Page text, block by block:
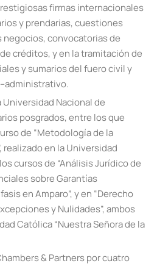
firmas internacionales
y prendarias, cuestiones
negocios, convocatorias de
créditos, y en la tramitación de
y sumarios del fuero civil y
Universidad Nacional de
posgrados, entre los que
de “Metodología de la
en la Universidad
cursos de “Análisis Jurídico de
sobre Garantías
en Amparo”, y en “Derecho
y Nulidades”, ambos
Católica “Nuestra Señora de la
& Partners por cuatro